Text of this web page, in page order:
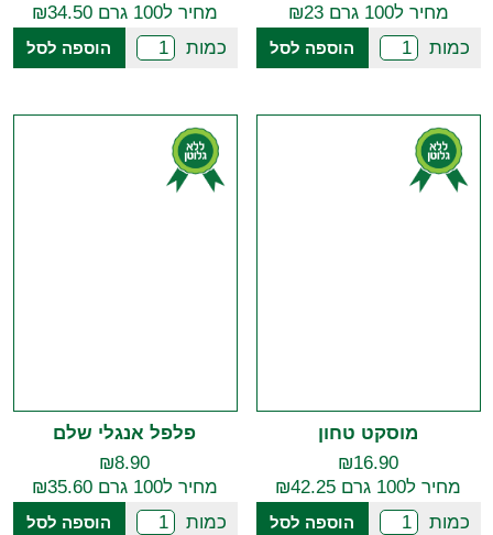
מחיר ל100 גרם ₪23
כמות
הוספה לסל
מחיר ל100 גרם ₪34.50
כמות
הוספה לסל
מוסקט טחון
₪16.90
מחיר ל100 גרם ₪42.25
כמות
הוספה לסל
פלפל אנגלי שלם
₪8.90
מחיר ל100 גרם ₪35.60
כמות
הוספה לסל